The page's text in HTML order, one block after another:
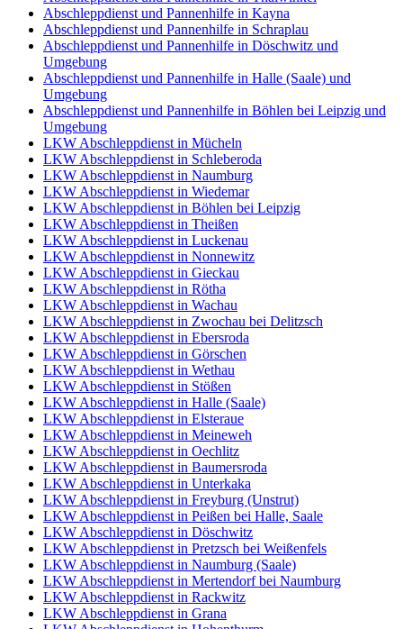
Abschleppdienst und Pannenhilfe in Kayna
Abschleppdienst und Pannenhilfe in Schraplau
Abschleppdienst und Pannenhilfe in Döschwitz und
Umgebung
Abschleppdienst und Pannenhilfe in Halle (Saale) und
Umgebung
Abschleppdienst und Pannenhilfe in Böhlen bei Leipzig und
Umgebung
LKW Abschleppdienst in Mücheln
LKW Abschleppdienst in Schleberoda
LKW Abschleppdienst in Naumburg
LKW Abschleppdienst in Wiedemar
LKW Abschleppdienst in Böhlen bei Leipzig
LKW Abschleppdienst in Theißen
LKW Abschleppdienst in Luckenau
LKW Abschleppdienst in Nonnewitz
LKW Abschleppdienst in Gieckau
LKW Abschleppdienst in Rötha
LKW Abschleppdienst in Wachau
LKW Abschleppdienst in Zwochau bei Delitzsch
LKW Abschleppdienst in Ebersroda
LKW Abschleppdienst in Görschen
LKW Abschleppdienst in Wethau
LKW Abschleppdienst in Stößen
LKW Abschleppdienst in Halle (Saale)
LKW Abschleppdienst in Elsteraue
LKW Abschleppdienst in Meineweh
LKW Abschleppdienst in Oechlitz
LKW Abschleppdienst in Baumersroda
LKW Abschleppdienst in Unterkaka
LKW Abschleppdienst in Freyburg (Unstrut)
LKW Abschleppdienst in Peißen bei Halle, Saale
LKW Abschleppdienst in Döschwitz
LKW Abschleppdienst in Pretzsch bei Weißenfels
LKW Abschleppdienst in Naumburg (Saale)
LKW Abschleppdienst in Mertendorf bei Naumburg
LKW Abschleppdienst in Rackwitz
LKW Abschleppdienst in Grana